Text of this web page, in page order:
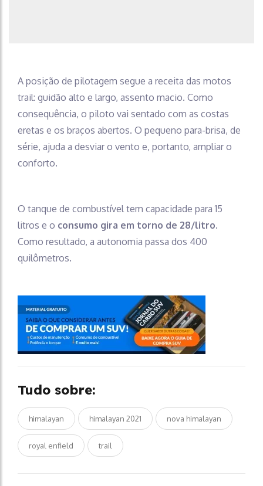
A posição de pilotagem segue a receita das motos
trail: guidão alto e largo, assento macio. Como
consequência, o piloto vai sentado com as costas
eretas e os braços abertos. O pequeno para-brisa, de
série, ajuda a desviar o vento e, portanto, ampliar o
conforto.
O tanque de combustível tem capacidade para 15
litros e o consumo gira em torno de 28/litro.
Como resultado, a autonomia passa dos 400
quilômetros.
Tudo sobre:
himalayan himalayan 2021 nova himalayan
royal enfield trail